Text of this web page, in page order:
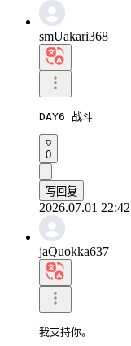
smUakari368
DAY6 战斗
0
写回复
2026.07.01 22:42
jaQuokka637
我支持你。